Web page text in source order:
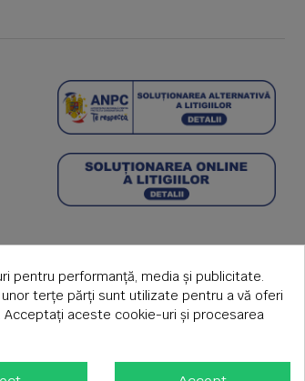
pentru performanță, media și publicitate.
terțe părți sunt utilizate pentru a vă oferi
Acceptați aceste cookie-uri și procesarea